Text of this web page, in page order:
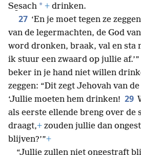
Se̱sach * + drinken.
27 ‘En je moet tegen ze
van de legermachten, de God
word dronken, braak, val en sta
ik stuur een zwaard op jullie af.’”
beker in je hand niet willen
zeggen: “Dit zegt Jehovah van
‘Jullie moeten hem drinken! 29
als eerste ellende breng over de
draagt,+ zouden jullie dan
blijven?’”+
“Jullie zullen niet ongestraft